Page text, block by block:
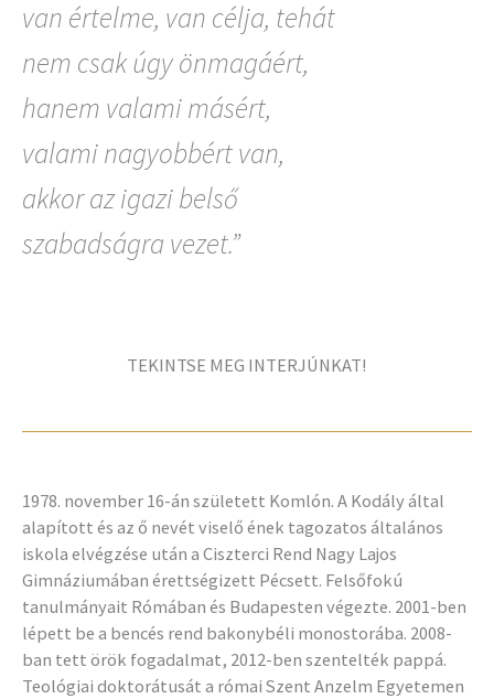
van értelme, van célja, tehát
nem csak úgy önmagáért,
hanem valami másért,
valami nagyobbért van,
akkor az igazi belső
szabadságra vezet.”
TEKINTSE MEG INTERJÚNKAT!
1978. november 16-án született Komlón. A Kodály által
alapított és az ő nevét viselő ének tagozatos általános
iskola elvégzése után a Ciszterci Rend Nagy Lajos
Gimnáziumában érettségizett Pécsett. Felsőfokú
tanulmányait Rómában és Budapesten végezte. 2001-ben
lépett be a bencés rend bakonybéli monostorába. 2008-
ban tett örök fogadalmat, 2012-ben szentelték pappá.
Teológiai doktorátusát a római Szent Anzelm Egyetemen